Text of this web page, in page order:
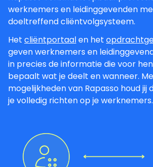
werknemers en leidinggevenden
doeltreffend cliëntvolgsysteem.
Het cliëntportaalen het
geven werknemers en
in precies de informatie die voor
bepaalt wat je deelt en wanneer.
mogelijkheden van Rapasso houd jij
je volledig richten op je werknemers.